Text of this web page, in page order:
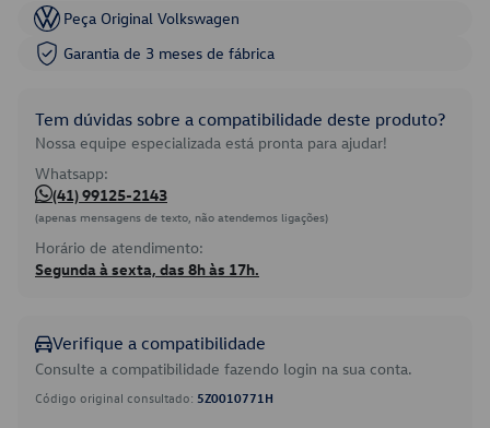
Peça Original Volkswagen
Garantia de 3 meses de fábrica
Tem dúvidas sobre a compatibilidade deste produto?
Nossa equipe especializada está pronta para ajudar!
Whatsapp:
(41) 99125-2143
(apenas mensagens de texto, não atendemos ligações)
Horário de atendimento:
Segunda à sexta, das 8h às 17h.
Verifique a compatibilidade
Consulte a compatibilidade fazendo login na sua conta.
Código original consultado: 5Z0010771H